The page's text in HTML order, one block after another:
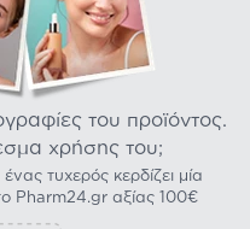
του προϊόντος.
χρήσης του;
τυχερός κερδίζει μία
Pharm24.gr αξίας 100€